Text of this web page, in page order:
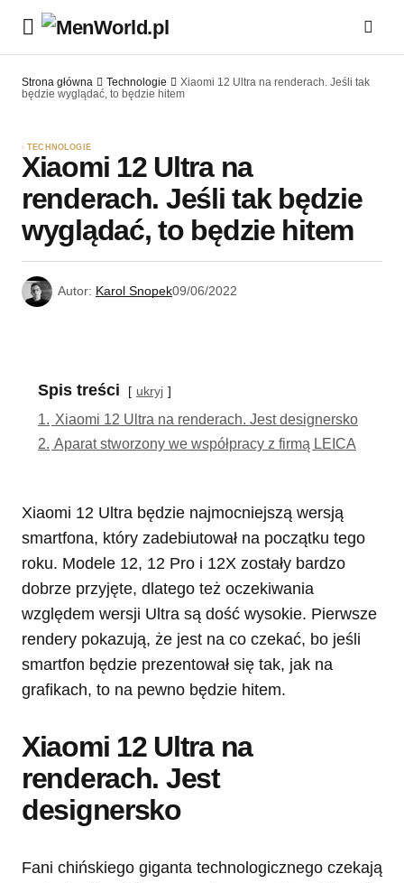
Strona główna Technologie
Xiaomi 12 Ultra na renderach. Jeśli tak
będzie wyglądać, to będzie hitem
TECHNOLOGIE
Xiaomi 12 Ultra na
renderach. Jeśli tak będzie
wyglądać, to będzie hitem
Autor: Karol Snopek09/06/2022
Spis treści ukryj
1. Xiaomi 12 Ultra na renderach. Jest designersko
2. Aparat stworzony we współpracy z firmą LEICA
Xiaomi 12 Ultra będzie najmocniejszą wersją
smartfona, który zadebiutował na początku tego
roku. Modele 12, 12 Pro i 12X zostały bardzo
dobrze przyjęte, dlatego też oczekiwania
względem wersji Ultra są dość wysokie. Pierwsze
rendery pokazują, że jest na co czekać, bo jeśli
smartfon będzie prezentował się tak, jak na
grafikach, to na pewno będzie hitem.
Xiaomi 12 Ultra na
renderach. Jest
designersko
Fani chińskiego giganta technologicznego czekają